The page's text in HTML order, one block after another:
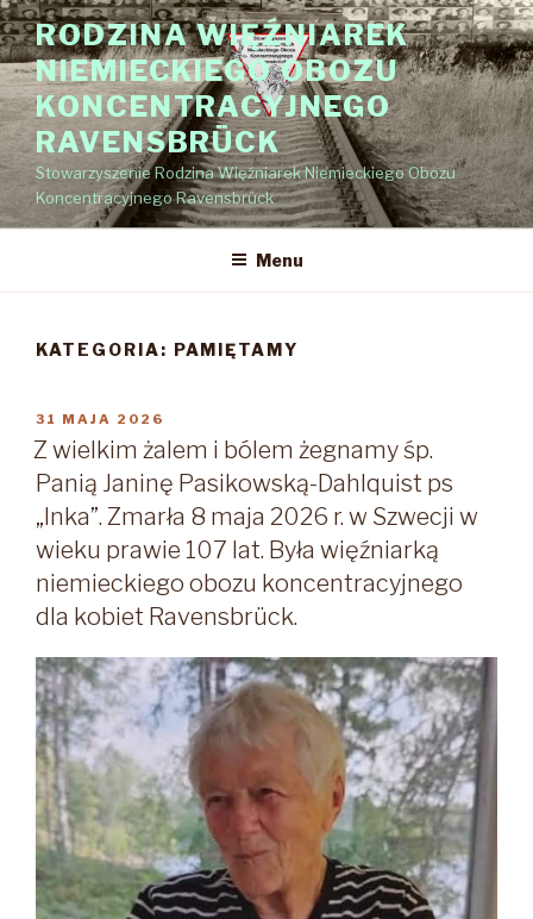
Przejdź
do
treści
RODZINA WIĘŹNIAREK
NIEMIECKIEGO OBOZU
KONCENTRACYJNEGO
RAVENSBRÜCK
Stowarzyszenie Rodzina Więźniarek Niemieckiego Obozu
Koncentracyjnego Ravensbrück
Menu
KATEGORIA: PAMIĘTAMY
OPUBLIKOWANE
W
31 MAJA 2026
Z wielkim żalem i bólem żegnamy śp.
Panią Janinę Pasikowską-Dahlquist ps
„Inka”. Zmarła 8 maja 2026 r. w Szwecji w
wieku prawie 107 lat. Była więźniarką
niemieckiego obozu koncentracyjnego
dla kobiet Ravensbrück.